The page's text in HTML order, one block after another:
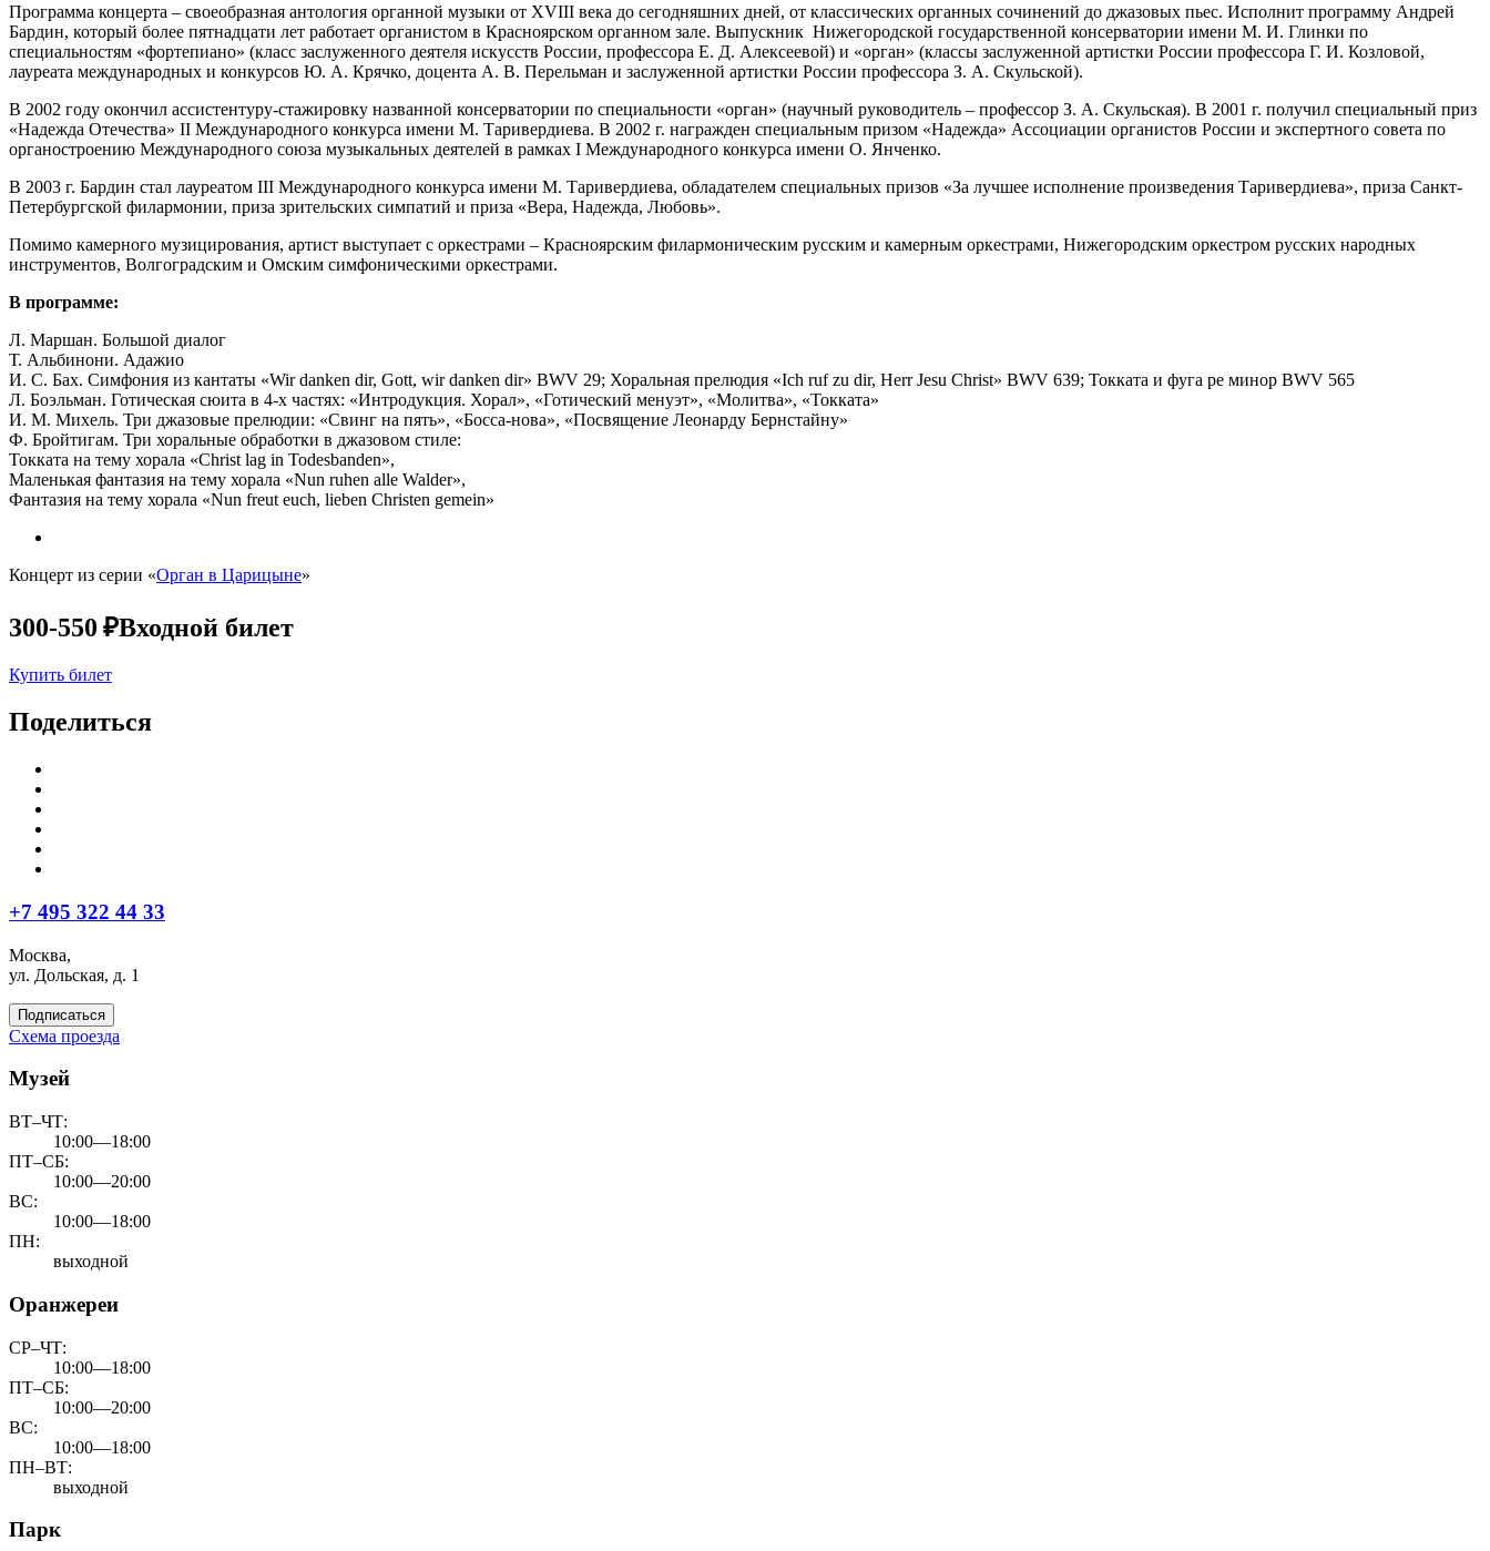
Программа концерта – своеобразная антология органной музыки от XVIII века до сегодняшних дней, от классических органных сочинений до джазовых пьес. Исполнит программу Андрей
Бардин, который более пятнадцати лет работает органистом в Красноярском органном зале. Выпускник Нижегородской государственной консерватории имени М. И. Глинки по
специальностям «фортепиано» (класс заслуженного деятеля искусств России, профессора Е. Д. Алексеевой) и «орган» (классы заслуженной артистки России профессора Г. И. Козловой,
лауреата международных и конкурсов Ю. А. Крячко, доцента А. В. Перельман и заслуженной артистки России профессора З. А. Скульской).
В 2002 году окончил ассистентуру-стажировку названной консерватории по специальности «орган» (научный руководитель – профессор З. А. Скульская). В 2001 г. получил специальный приз
«Надежда Отечества» II Международного конкурса имени М. Таривердиева. В 2002 г. награжден специальным призом «Надежда» Ассоциации органистов России и экспертного совета по
органостроению Международного союза музыкальных деятелей в рамках I Международного конкурса имени О. Янченко.
В 2003 г. Бардин стал лауреатом III Международного конкурса имени М. Таривердиева, обладателем специальных призов «За лучшее исполнение произведения Таривердиева», приза Санкт-
Петербургской филармонии, приза зрительских симпатий и приза «Вера, Надежда, Любовь».
Помимо камерного музицирования, артист выступает с оркестрами – Красноярским филармоническим русским и камерным оркестрами, Нижегородским оркестром русских народных
инструментов, Волгоградским и Омским симфоническими оркестрами.
В программе:
Л. Маршан. Большой диалог
Т. Альбинони. Адажио
И. С. Бах. Симфония из кантаты «Wir danken dir, Gott, wir danken dir» BWV 29; Хоральная прелюдия «Ich ruf zu dir, Herr Jesu Christ» BWV 639; Токката и фуга ре минор BWV 565
Л. Боэльман. Готическая сюита в 4-х частях: «Интродукция. Хорал», «Готический менуэт», «Молитва», «Токката»
И. М. Михель. Три джазовые прелюдии: «Свинг на пять», «Босса-нова», «Посвящение Леонарду Бернстайну»
Ф. Бройтигам. Три хоральные обработки в джазовом стиле:
Токката на тему хорала «Christ lag in Todesbanden»,
Маленькая фантазия на тему хорала «Nun ruhen alle Walder»,
Фантазия на тему хорала «Nun freut euch, lieben Christen gemein»
Концерт из серии «Орган в Царицыне»
300-550 ₽Входной билет
Купить билет
Поделиться
+7 495 322 44 33
Москва,
ул. Дольская, д. 1
Подписаться
Схема проезда
Музей
ВТ–ЧТ:
10:00—18:00
ПТ–СБ:
10:00—20:00
ВС:
10:00—18:00
ПН:
выходной
Оранжереи
СР–ЧТ:
10:00—18:00
ПТ–СБ:
10:00—20:00
ВС:
10:00—18:00
ПН–ВТ:
выходной
Парк